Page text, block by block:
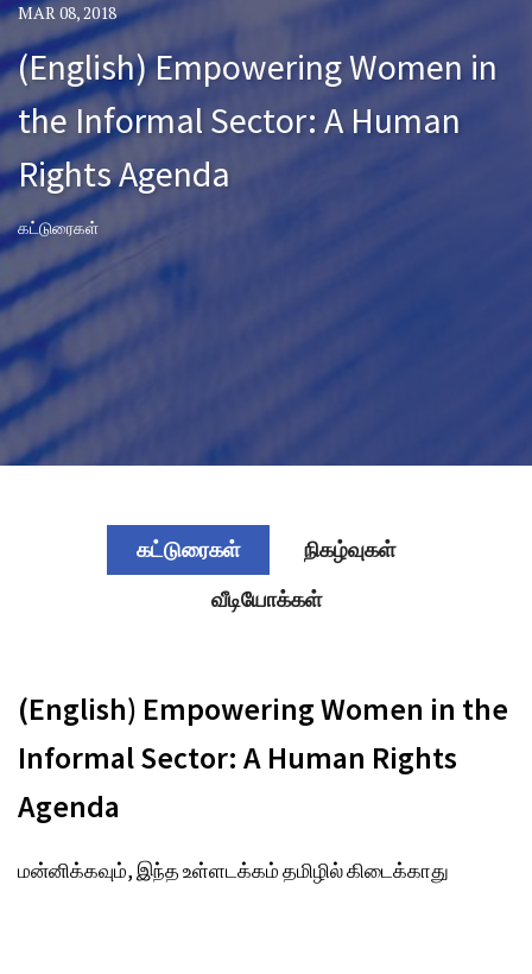
MAR 08, 2018
(English) Empowering Women in
the Informal Sector: A Human
Rights Agenda
கட்டுரைகள்
கட்டுரைகள்
நிகழ்வுகள்
வீடியோக்கள்
(English) Empowering Women in the
Informal Sector: A Human Rights
Agenda
மன்னிக்கவும், இந்த உள்ளடக்கம் தமிழில் கிடைக்காது